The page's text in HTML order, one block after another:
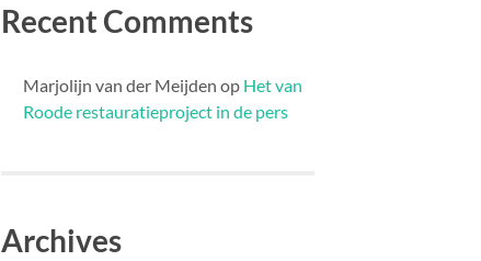
Recent Comments
Marjolijn van der Meijden op Het van
Roode restauratieproject in de pers
Archives